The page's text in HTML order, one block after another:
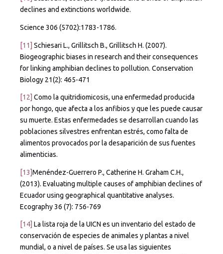
declines and extinctions worldwide.
Science 306 (5702):1783-1786.
[11] Schiesari L., Grillitsch B., Grillitsch H. (2007).
Biogeographic biases in research and their consequences
for linking amphibian declines to pollution. Conservation
Biology 21(2): 465-471
[12] Como la quitridiomicosis, una enfermedad producida
por hongo, que afecta a los anfibios y que les puede causar
su muerte. Estas enfermedades se desarrollan cuando las
poblaciones silvestres enfrentan estrés, como falta de
alimentos provocados por la desaparición de sus fuentes
alimenticias.
[13]Menéndez-Guerrero P., Catherine H. Graham C.H.,
(2013). Evaluating multiple causes of amphibian declines of
Ecuador using geographical quantitative analyses.
Ecography 36 (7): 756-769
[14] La lista roja de la UICN es un inventario del estado de
conservación de especies de animales y plantas a nivel
mundial, o a nivel de países. Se usa las siguientes